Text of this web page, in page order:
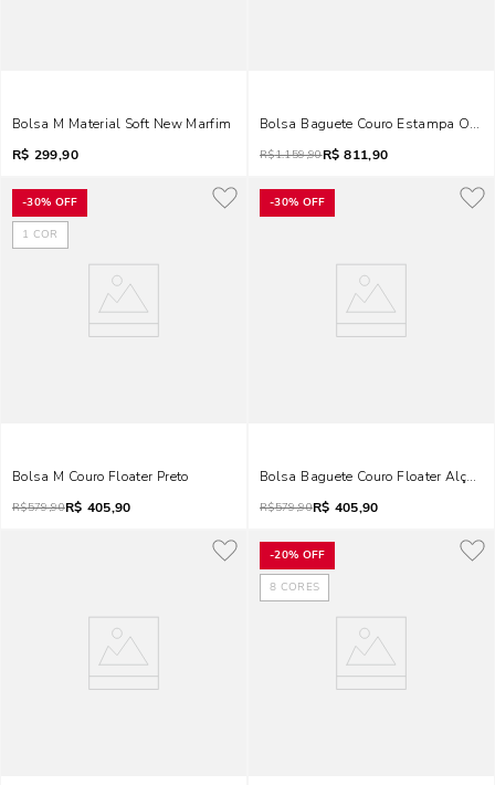
Bolsa M Material Soft New Marfim
R$ 299,90
Bolsa Baguete Couro Estampa
R$1.159,90R$ 811,90
-30% OFF
1 COR
Bolsa M Couro Floater Preto
R$579,90R$ 405,90
-30% OFF
Bolsa Baguete Couro Floater Alça
R$579,90R$ 405,90
-20% OFF
8 CORES